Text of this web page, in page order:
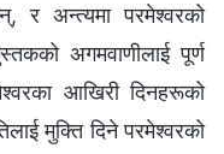
र अन्त्यमा परमेश्‍वरको
अगमवाणीलाई पूर्ण
आखिरी दिनहरूको
मुक्ति दिने परमेश्‍वरको